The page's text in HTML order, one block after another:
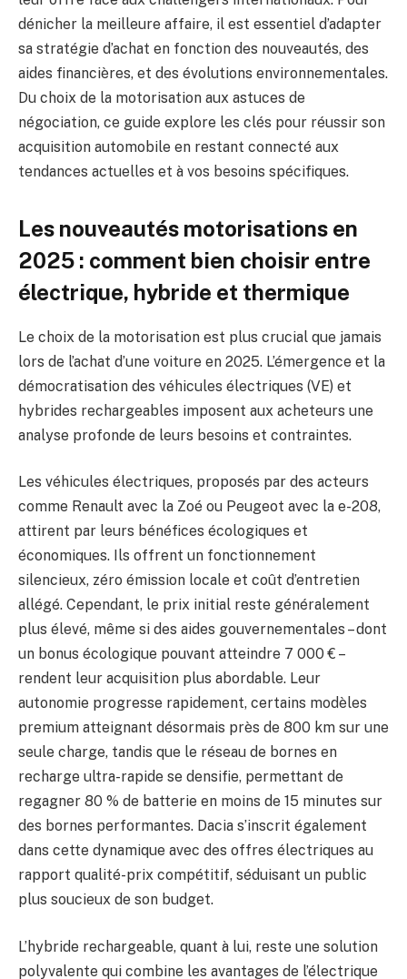
dénicher la meilleure affaire, il est essentiel d’adapter
sa stratégie d’achat en fonction des nouveautés, des
aides financières, et des évolutions environnementales.
Du choix de la motorisation aux astuces de
négociation, ce guide explore les clés pour réussir son
acquisition automobile en restant connecté aux
tendances actuelles et à vos besoins spécifiques.
Les nouveautés motorisations en
2025 : comment bien choisir entre
électrique, hybride et thermique
Le choix de la motorisation est plus crucial que jamais
lors de l’achat d’une voiture en 2025. L’émergence et la
démocratisation des véhicules électriques (VE) et
hybrides rechargeables imposent aux acheteurs une
analyse profonde de leurs besoins et contraintes.
Les véhicules électriques, proposés par des acteurs
comme Renault avec la Zoé ou Peugeot avec la e-208,
attirent par leurs bénéfices écologiques et
économiques. Ils offrent un fonctionnement
silencieux, zéro émission locale et coût d’entretien
allégé. Cependant, le prix initial reste généralement
plus élevé, même si des aides gouvernementales – dont
un bonus écologique pouvant atteindre 7 000 € –
rendent leur acquisition plus abordable. Leur
autonomie progresse rapidement, certains modèles
premium atteignant désormais près de 800 km sur une
seule charge, tandis que le réseau de bornes en
recharge ultra-rapide se densifie, permettant de
regagner 80 % de batterie en moins de 15 minutes sur
des bornes performantes. Dacia s’inscrit également
dans cette dynamique avec des offres électriques au
rapport qualité-prix compétitif, séduisant un public
plus soucieux de son budget.
L’hybride rechargeable, quant à lui, reste une solution
polyvalente qui combine les avantages de l’électrique